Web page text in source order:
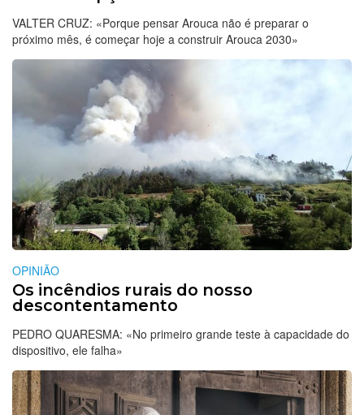
VALTER CRUZ: «Porque pensar Arouca não é preparar o
próximo mês, é começar hoje a construir Arouca 2030»
OPINIÃO
Os incêndios rurais do nosso
descontentamento
PEDRO QUARESMA: «No primeiro grande teste à capacidade do
dispositivo, ele falha»